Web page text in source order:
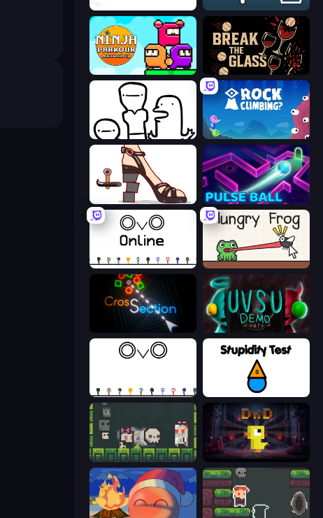
Switch! Bouncy Egg
Ninja Parkour Multiplayer Break the Glass
I Don't Even Know Rock Climbing?
Kakato Otoshi Pulse Ball
OvO.io Hungry Frog
Crossection UVSU Demo
OvO Game Stupidity Test
A Grim Chase Dungeons n' Ducks